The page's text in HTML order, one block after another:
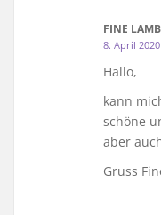
FINE
8. April
Hallo,
kann
schöne
aber
Gruss